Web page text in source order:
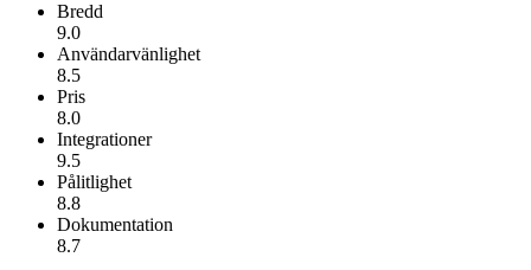
Bredd
9.0
Användarvänlighet
8.5
Pris
8.0
Integrationer
9.5
Pålitlighet
8.8
Dokumentation
8.7